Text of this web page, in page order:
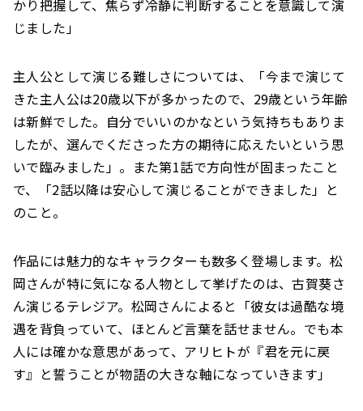
かり把握して、焦らず冷静に判断することを意識して演
じました」
主人公として演じる難しさについては、「今まで演じて
きた主人公は20歳以下が多かったので、29歳という年齢
は新鮮でした。自分でいいのかなという気持ちもありま
したが、選んでくださった方の期待に応えたいという思
いで臨みました」。また第1話で方向性が固まったこと
で、「2話以降は安心して演じることができました」と
のこと。
作品には魅力的なキャラクターも数多く登場します。松
岡さんが特に気になる人物として挙げたのは、古賀葵さ
ん演じるテレジア。松岡さんによると「彼女は過酷な境
遇を背負っていて、ほとんど言葉を話せません。でも本
人には確かな意思があって、アリヒトが『君を元に戻
す』と誓うことが物語の大きな軸になっていきます」